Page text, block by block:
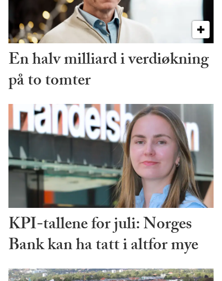
En halv milliard i verdiøkning
på to tomter
KPI-tallene for juli: Norges
Bank kan ha tatt i altfor mye